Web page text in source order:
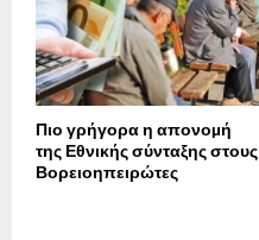
Πιο γρήγορα η απονοµή
της Εθνικής σύνταξης στους
Βορειοηπειρώτες